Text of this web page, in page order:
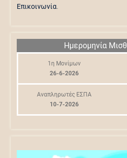
Επικοινωνία.
Ημερομηνία
1η Μονίμων
26-6-2026
Αναπληρωτές ΕΣΠΑ
10-7-2026